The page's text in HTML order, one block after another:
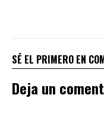
SÉ EL PRIMERO EN
Deja un